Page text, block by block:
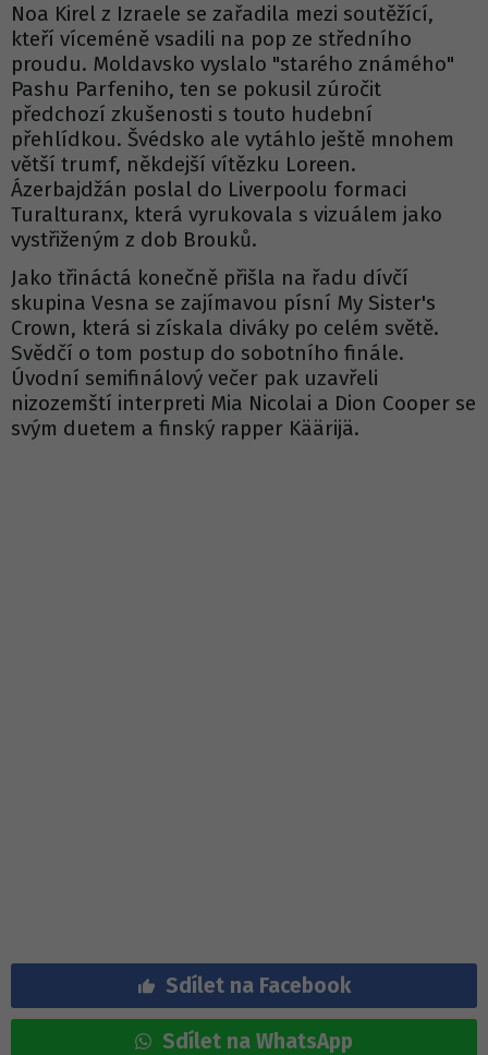
Noa Kirel z Izraele se zařadila mezi soutěžící,
kteří víceméně vsadili na pop ze středního
proudu. Moldavsko vyslalo "starého známého"
Pashu Parfeniho, ten se pokusil zúročit
předchozí zkušenosti s touto hudební
přehlídkou. Švédsko ale vytáhlo ještě mnohem
větší trumf, někdejší vítězku Loreen.
Ázerbajdžán poslal do Liverpoolu formaci
Turalturanx, která vyrukovala s vizuálem jako
vystřiženým z dob Brouků.
Jako třináctá konečně přišla na řadu dívčí
skupina Vesna se zajímavou písní My Sister's
Crown, která si získala diváky po celém světě.
Svědčí o tom postup do sobotního finále.
Úvodní semifinálový večer pak uzavřeli
nizozemští interpreti Mia Nicolai a Dion Cooper se
svým duetem a finský rapper Käärijä.
Sdílet na Facebook
Sdílet na WhatsApp